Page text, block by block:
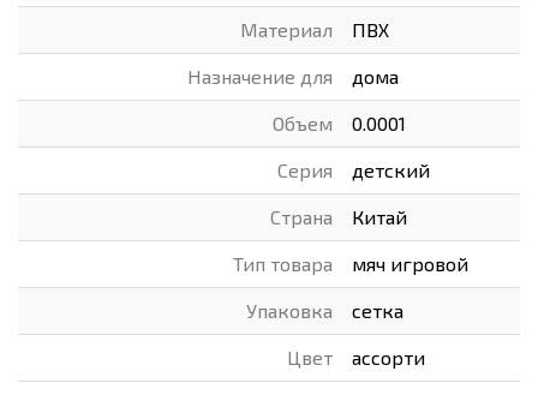
Материал ПВХ
Назначение для дома
Объем 0.0001
Серия детский
Страна Китай
Тип товара мяч игровой
Упаковка сетка
Цвет ассорти